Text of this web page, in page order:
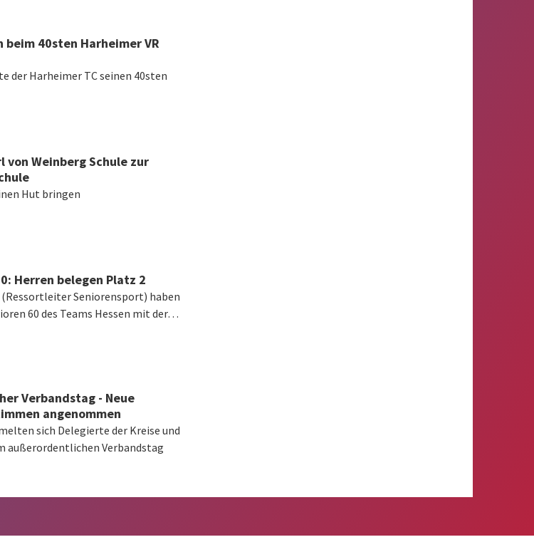
40sten Harheimer VR
der Harheimer TC seinen 40sten
Weinberg Schule zur
Hut bringen
Herren belegen Platz 2
Seniorensport) haben
60 des Teams Hessen mit der…
Verbandstag - Neue
angenommen
sich Delegierte der Kreise und
außerordentlichen Verbandstag